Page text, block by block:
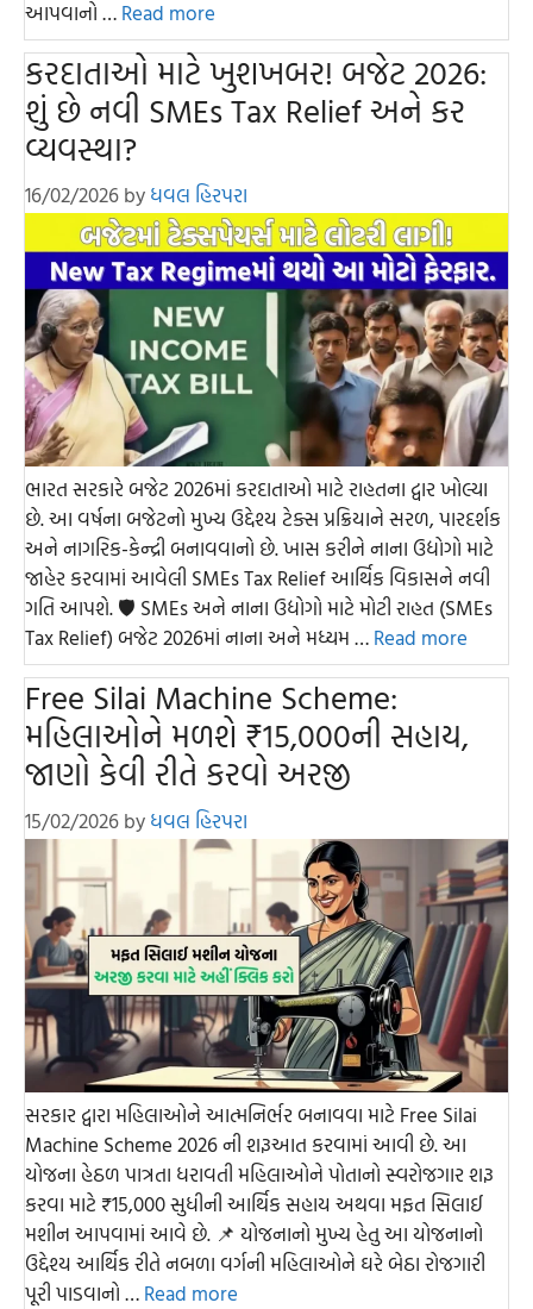
આપવાનો … Read more
કરદાતાઓ માટે ખુશખબર! બજેટ 2026:
શું છે નવી SMEs Tax Relief અને કર
વ્યવસ્થા?
16/02/2026 by ધવલ હિરપરા
ભારત સરકારે બજેટ 2026માં કરદાતાઓ માટે રાહતના દ્વાર ખોલ્યા
છે. આ વર્ષના બજેટનો મુખ્ય ઉદ્દેશ્ય ટેક્સ પ્રક્રિયાને સરળ, પારદર્શક
અને નાગરિક-કેન્દ્રી બનાવવાનો છે. ખાસ કરીને નાના ઉદ્યોગો માટે
જાહેર કરવામાં આવેલી SMEs Tax Relief આર્થિક વિકાસને નવી
ગતિ આપશે. 🛡️ SMEs અને નાના ઉદ્યોગો માટે મોટી રાહત (SMEs
Tax Relief) બજેટ 2026માં નાના અને મધ્યમ … Read more
Free Silai Machine Scheme:
મહિલાઓને મળશે ₹15,000ની સહાય,
જાણો કેવી રીતે કરવો અરજી
15/02/2026 by ધવલ હિરપરા
સરકાર દ્વારા મહિલાઓને આત્મનિર્ભર બનાવવા માટે Free Silai
Machine Scheme 2026 ની શરૂઆત કરવામાં આવી છે. આ
યોજના હેઠળ પાત્રતા ધરાવતી મહિલાઓને પોતાનો સ્વરોજગાર શરૂ
કરવા માટે ₹15,000 સુધીની આર્થિક સહાય અથવા મફત સિલાઈ
મશીન આપવામાં આવે છે. 📌 યોજનાનો મુખ્ય હેતુ આ યોજનાનો
ઉદ્દેશ્ય આર્થિક રીતે નબળા વર્ગની મહિલાઓને ઘરે બેઠા રોજગારી
પૂરી પાડવાનો … Read more